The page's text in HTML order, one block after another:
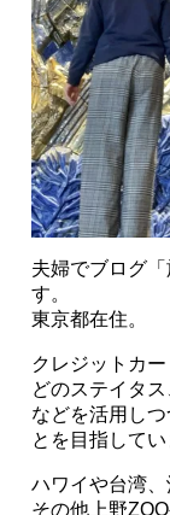
夫婦でブログ
す。
東京都在住。
クレジットカ
どのステイタ
などを活用し
とを目指してい
ハワイや台湾、
その他上野